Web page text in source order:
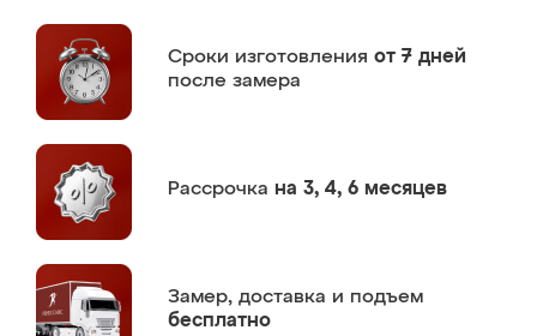
Сроки изготовления от 7 дней
после замера
Рассрочка на 3, 4, 6 месяцев
Замер, доставка и подъем
бесплатно